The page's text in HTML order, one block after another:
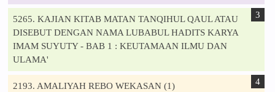
5265. KAJIAN KITAB MATAN TANQIHUL QAUL ATAU
DISEBUT DENGAN NAMA LUBABUL HADITS KARYA
IMAM SUYUTY - BAB 1 : KEUTAMAAN ILMU DAN
ULAMA'
2193. AMALIYAH REBO WEKASAN (1)